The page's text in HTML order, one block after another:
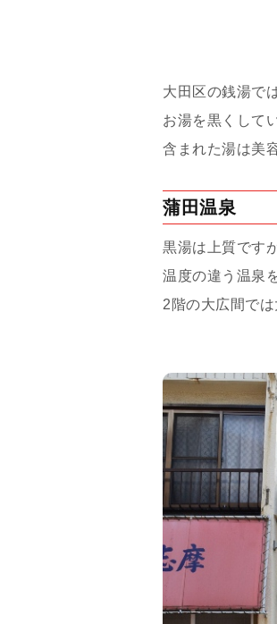
大田区の銭湯で
お湯を黒くして
含まれた湯は美
蒲田温泉
黒湯は上質です
温度の違う温泉
2階の大広間で